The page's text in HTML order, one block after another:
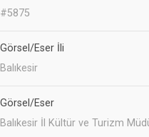
#5875
Görsel/Eser İli
Balıkesir
Görsel/Eser
Balıkesir İl Kültür ve Turizm